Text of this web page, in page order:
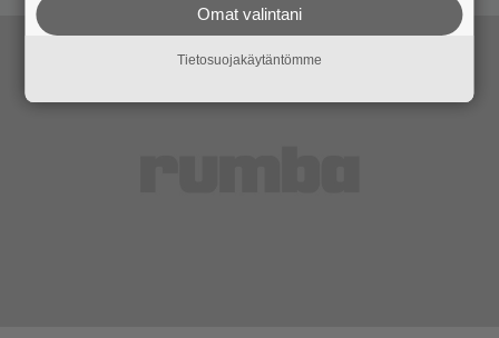
Omat valintani
Tietosuojakäytäntömme